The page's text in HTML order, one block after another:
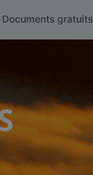
Documents gratuits